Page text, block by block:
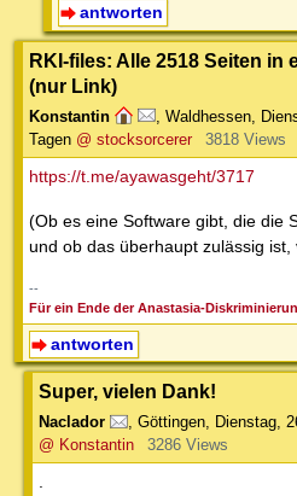
antworten
RKI-files: Alle 2518 Seiten in
(nur Link)
Konstantin Waldhessen
Tagen @ stocksorcerer 3818 Views
https://t.me/ayawasgeht/3717
(Ob es eine Software gibt, die die
und ob das überhaupt zulässig
--
Für ein Ende der Anastasia-
antworten
Super, vielen Dank!
Naclador , Göttingen, Dienstag,
@ Konstantin
3286 Views
.